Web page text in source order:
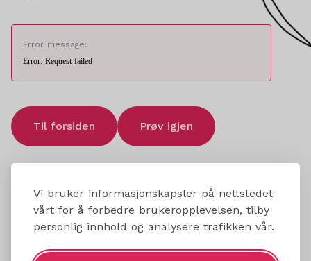
Vi bruker informasjonskapsler på nettstedet
vårt for å forbedre brukeropplevelsen, tilby
personlig innhold og analysere trafikken vår.
Error message:
Error: Request failed
Til forsiden Prøv igjen